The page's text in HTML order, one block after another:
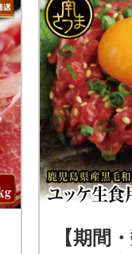
【期間